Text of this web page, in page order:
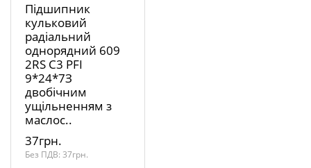
Підшипник
кульковий
радіальний
однорядний 609
2RS C3 PFI
9*24*7З
двобічним
ущільненням з
маслос..
37грн.
Без ПДВ: 37грн.